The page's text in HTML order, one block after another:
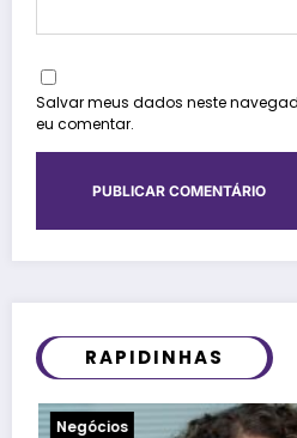
Salvar meus dados neste
eu comentar.
RAPIDINHAS
Notícias